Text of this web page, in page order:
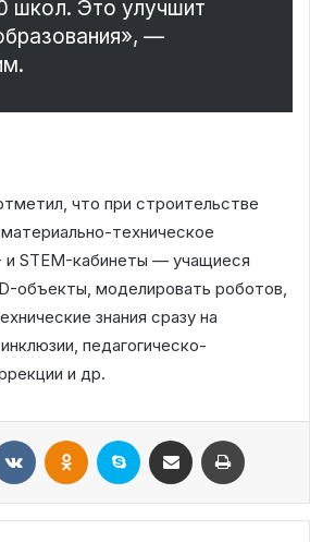
школ. Это улучшит
—
что при строительстве
техническое
STEM-кабинеты — учащиеся
объекты, моделировать роботов,
знания сразу на
педагогическо-
и др.